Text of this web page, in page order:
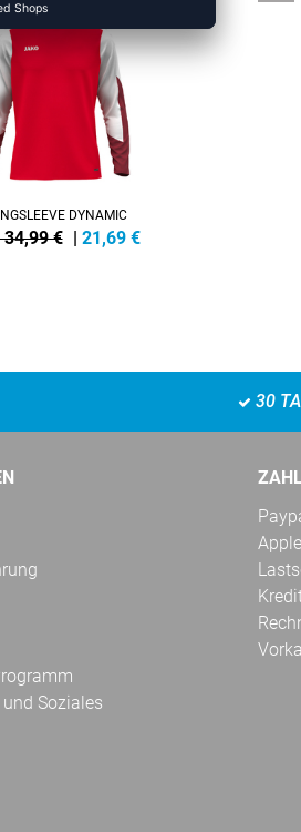
DYNAMIC
34,99 € | 21,69 €
30
Soziales